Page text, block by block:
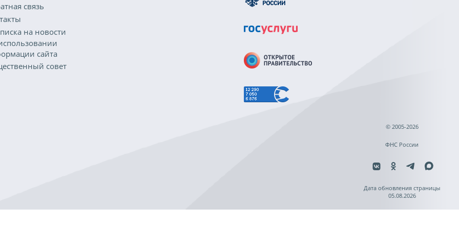
связь
на новости
сайта
совет
© 2005-2026
ФНС России
Дата обновления страницы
05.08.2026